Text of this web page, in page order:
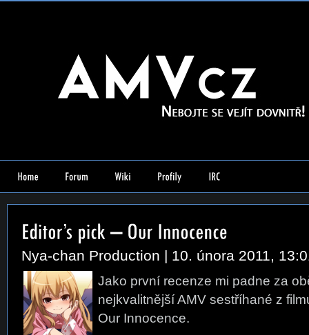
Nya-chan Production | 10. února 2011,
Jako první recenze mi padne za
nejkvalitnější AMV sestříhané z
Our Innocence.